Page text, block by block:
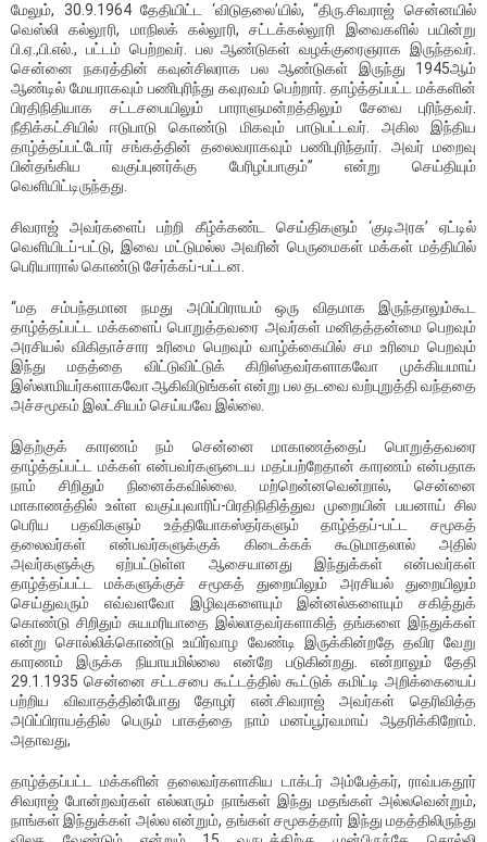
மேலும், 30.9.1964 தேதியிட்ட ‘விடுதலை’யில், “திரு.சிவராஜ் சென்னயில்
வெஸ்லி கல்லூரி, மாநிலக் கல்லூரி, சட்டக்கல்லூரி இவைகளில் பயின்று
பி.ஏ.,பி.எல்., பட்டம் பெற்றவர். பல ஆண்டுகள் வழக்குரைஞராக இருந்தவர்.
சென்னை நகரத்தின் கவுன்சிலராக பல ஆண்டுகள் இருந்து 1945ஆம்
ஆண்டில் மேயராகவும் பணிபுரிந்து கவுரவம் பெற்றார். தாழ்த்தப்பட்ட மக்களின்
பிரதிநிதியாக சட்டசபையிலும் பாராளுமன்றத்திலும் சேவை புரிந்தவர்.
நீதிக்கட்சியில் ஈடுபாடு கொண்டு மிகவும் பாடுபட்டவர். அகில இந்திய
தாழ்த்தப்பட்டோர் சங்கத்தின் தலைவராகவும் பணிபுரிந்தார். அவர் மறைவு
பின்தங்கிய வகுப்புனர்க்கு பேரிழப்பாகும்’’ என்று செய்தியும்
வெளியிட்டிருந்தது.
சிவராஜ் அவர்களைப் பற்றி கீழ்க்கண்ட செய்திகளும் ‘குடிஅரசு’ ஏட்டில்
வெளியிடப்-பட்டு, இவை மட்டுமல்ல அவரின் பெருமைகள் மக்கள் மத்தியில்
பெரியாரால் கொண்டு சேர்க்கப்-பட்டன.
“மத சம்பந்தமான நமது அபிப்பிராயம் ஒரு விதமாக இருந்தாலும்கூட
தாழ்த்தப்பட்ட மக்களைப் பொறுத்தவரை அவர்கள் மனிதத்தன்மை பெறவும்
அரசியல் விகிதாச்சார உரிமை பெறவும் வாழ்க்கையில் சம உரிமை பெறவும்
இந்து மதத்தை விட்டுவிட்டுக் கிறிஸ்தவர்களாகவோ முக்கியமாய்
இஸ்லாமியர்களாகவோ ஆகிவிடுங்கள் என்று பல தடவை வற்புறுத்தி வந்ததை
அச்சமூகம் இலட்சியம் செய்யவே இல்லை.
இதற்குக் காரணம் நம் சென்னை மாகாணத்தைப் பொறுத்தவரை
தாழ்த்தப்பட்ட மக்கள் என்பவர்களுடைய மதப்பற்றேதான் காரணம் என்பதாக
நாம் சிறிதும் நினைக்கவில்லை. மற்றென்னவென்றால், சென்னை
மாகாணத்தில் உள்ள வகுப்புவாரிப்-பிரதிநிதித்துவ முறையின் பயனாய் சில
பெரிய பதவிகளும் உத்தியோகஸ்தர்களும் தாழ்த்தப்-பட்ட சமூகத்
தலைவர்கள் என்பவர்களுக்குக் கிடைக்கக் கூடுமாதலால் அதில்
அவர்களுக்கு ஏற்பட்டுள்ள ஆசையானது இந்துக்கள் என்பவர்கள்
தாழ்த்தப்பட்ட மக்களுக்குச் சமூகத் துறையிலும் அரசியல் துறையிலும்
செய்துவரும் எவ்வளவோ இழிவுகளையும் இன்னல்களையும் சகித்துக்
கொண்டு சிறிதும் சுயமரியாதை இல்லாதவர்களாகித் தங்களை இந்துக்கள்
என்று சொல்லிக்கொண்டு உயிர்வாழ வேண்டி இருக்கின்றதே தவிர வேறு
காரணம் இருக்க நியாயமில்லை என்றே படுகின்றது. என்றாலும் தேதி
29.1.1935 சென்னை சட்டசபை கூட்டத்தில் கூட்டுக் கமிட்டி அறிக்கையைப்
பற்றிய விவாதத்தின்போது தோழர் என்.சிவராஜ் அவர்கள் தெரிவித்த
அபிப்பிராயத்தில் பெரும் பாகத்தை நாம் மனப்பூர்வமாய் ஆதரிக்கிறோம்.
அதாவது,
தாழ்த்தப்பட்ட மக்களின் தலைவர்களாகிய டாக்டர் அம்பேத்கர், ராவ்பகதூர்
சிவராஜ் போன்றவர்கள் எல்லாரும் நாங்கள் இந்து மதங்கள் அல்லவென்றும்,
நாங்கள் இந்துக்கள் அல்ல என்றும், தங்கள் சமூகத்தார் இந்து மதத்திலிருந்து